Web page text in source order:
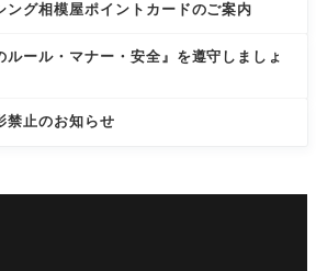
ング相模屋ポイントカードのご案内
ルール・マナー・安全』を遵守しましょ
禁止のお知らせ